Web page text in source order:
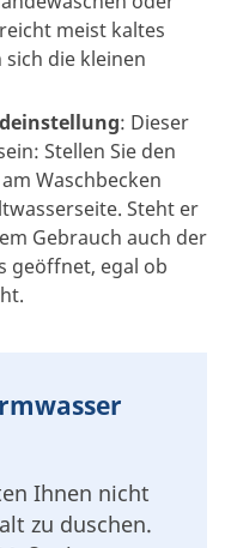
meist kaltes
die kleinen
: Dieser
Stellen Sie den
Waschbecken
Steht er
Gebrauch auch der
geöffnet, egal ob
Ihnen nicht
zu duschen.